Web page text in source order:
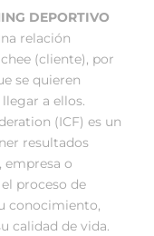
DEPORTIVO
relación
(cliente), por
se quieren
a ellos.
(ICF) es un
resultados
empresa o
proceso de
conocimiento,
calidad de vida.